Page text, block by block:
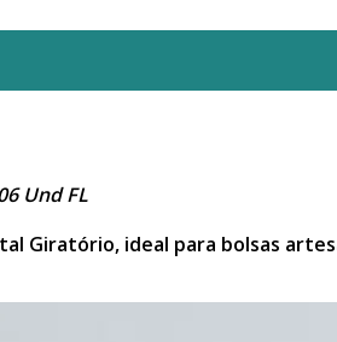
Und FL
Giratório, ideal para bolsas